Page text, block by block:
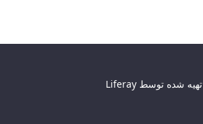
تهیه شده توسطLiferay